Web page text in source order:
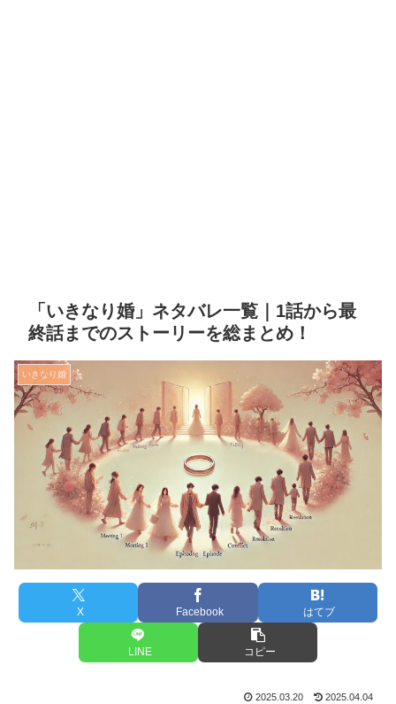
「いきなり婚」ネタバレ一覧｜1話から最
終話までのストーリーを総まとめ！
いきなり婚
X Facebook はてブ
LINE コピー
2025.03.20 2025.04.04